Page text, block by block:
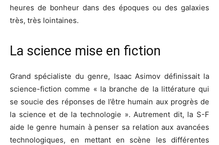
heures de bonheur dans des époques ou des galaxies
très, très lointaines.
La science mise en fiction
Grand spécialiste du genre, Isaac Asimov définissait la
science-fiction comme « la branche de la littérature qui
se soucie des réponses de l’être humain aux progrès de
la science et de la technologie ». Autrement dit, la S-F
aide le genre humain à penser sa relation aux avancées
technologiques, en mettant en scène les différentes